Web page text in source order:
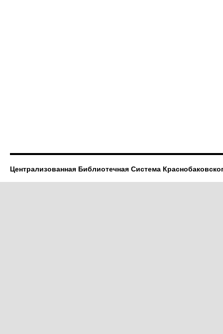
Централизованная Библиотечная Система